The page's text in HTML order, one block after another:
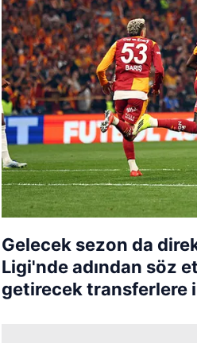
Gelecek sezon da
Ligi'nde adından söz
getirecek transferlere